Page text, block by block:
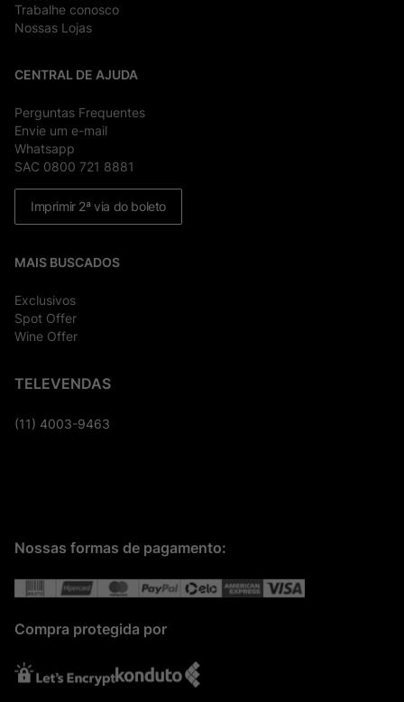
Trabalhe conosco
Nossas Lojas
CENTRAL DE AJUDA
Perguntas Frequentes
Envie um e-mail
Whatsapp
SAC 0800 721 8881
Imprimir 2ª via do boleto
MAIS BUSCADOS
Exclusivos
Spot Offer
Wine Offer
TELEVENDAS
(11) 4003-9463
Nossas formas de pagamento:
Compra protegida por